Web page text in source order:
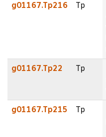
g01167.Tp216 Tp
g01167.Tp22 Tp
g01167.Tp215 Tp